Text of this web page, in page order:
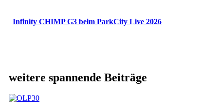
Infinity CHIMP G3 beim ParkCity Live 2026
weitere spannende Beiträge